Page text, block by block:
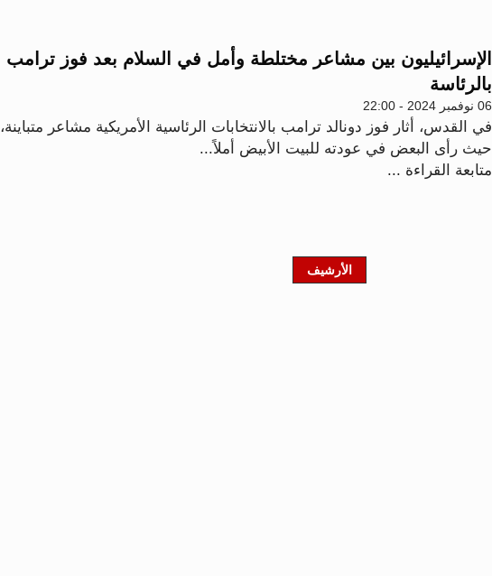
الإسرائيليون بين مشاعر مختلطة وأمل في السلام بعد فوز ترامب
بالرئاسة
06 نوفمبر 2024 - 22:00
في القدس، أثار فوز دونالد ترامب بالانتخابات الرئاسية الأمريكية مشاعر متباينة،
حيث رأى البعض في عودته للبيت الأبيض أملاً...
متابعة القراءة ...
الأرشيف